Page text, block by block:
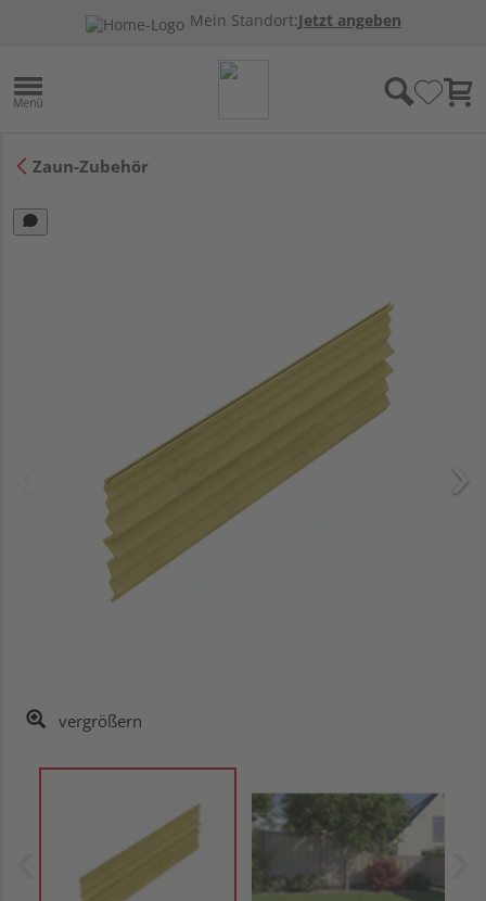
Mein Standort:Jetzt angeben
Zaun-Zubehör
vergrößern